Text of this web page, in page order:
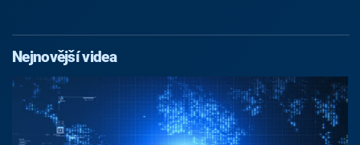
Nejnovější videa